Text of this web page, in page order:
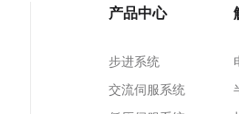
产品中心
步进系统
交流伺服系统